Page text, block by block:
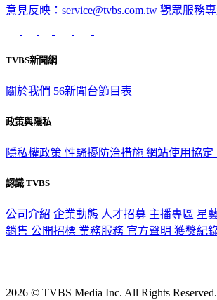
意見反映：service@tvbs.com.tw 觀眾服務專
TVBS新聞網
關於我們 56新聞台節目表
政策與隱私
隱私權政策 性騷擾防治措施 網站使用協定
認識 TVBS
公司介紹 企業動態 人才招募 主播專區 星
銷售 公開招標 業務服務 官方聲明 獲獎紀
2026 © TVBS Media Inc. All Rights